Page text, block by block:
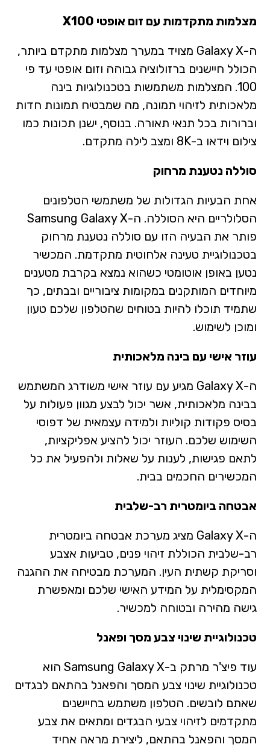
מצלמות מתקדמות עם זום אופטי X100
ה-Galaxy X מצויד במערך מצלמות מתקדם ביותר,
הכולל חיישנים ברזולוציה גבוהה וזום אופטי עד פי
100. המצלמות משתמשות בטכנולוגיות בינה
מלאכותית לזיהוי תמונה, מה שמבטיח תמונות חדות
וברורות בכל תנאי תאורה. בנוסף, ישנן תכונות כמו
צילום וידאו ב-8K ומצב לילה מתקדם.
סוללה נטענת מרחוק
אחת הבעיות הגדולות של משתמשי הטלפונים
הסלולריים היא הסוללה. ה-Samsung Galaxy X
פותר את הבעיה הזו עם סוללה נטענת מרחוק
בטכנולוגיית טעינה אלחוטית מתקדמת. המכשיר
נטען באופן אוטומטי כשהוא נמצא בקרבת מטענים
מיוחדים המותקנים במקומות ציבוריים ובבתים, כך
שתמיד תוכלו להיות בטוחים שהטלפון שלכם טעון
ומוכן לשימוש.
עוזר אישי עם בינה מלאכותית
ה-Galaxy X מגיע עם עוזר אישי משודרג המשתמש
בבינה מלאכותית, אשר יכול לבצע מגוון פעולות על
בסיס פקודות קוליות ולמידה עצמאית של דפוסי
השימוש שלכם. העוזר יכול להציע אפליקציות,
לתאם פגישות, לענות על שאלות ולהפעיל את כל
המכשירים החכמים בבית.
אבטחה ביומטרית רב-שלבית
ה-Galaxy X מציג מערכת אבטחה ביומטרית
רב-שלבית הכוללת זיהוי פנים, טביעות אצבע
וסריקת קשתית העין. המערכת מבטיחה את ההגנה
המקסימלית על המידע האישי שלכם ומאפשרת
גישה מהירה ובטוחה למכשיר.
טכנולוגיית שינוי צבע מסך ופאנל
עוד פיצ'ר מרתק ב-Samsung Galaxy X הוא
טכנולוגיית שינוי צבע המסך והפאנל בהתאם לבגדים
שאתם לובשים. הטלפון משתמש בחיישנים
מתקדמים לזיהוי צבעי הבגדים ומתאים את צבע
המסך והפאנל בהתאם, ליצירת מראה אחיד